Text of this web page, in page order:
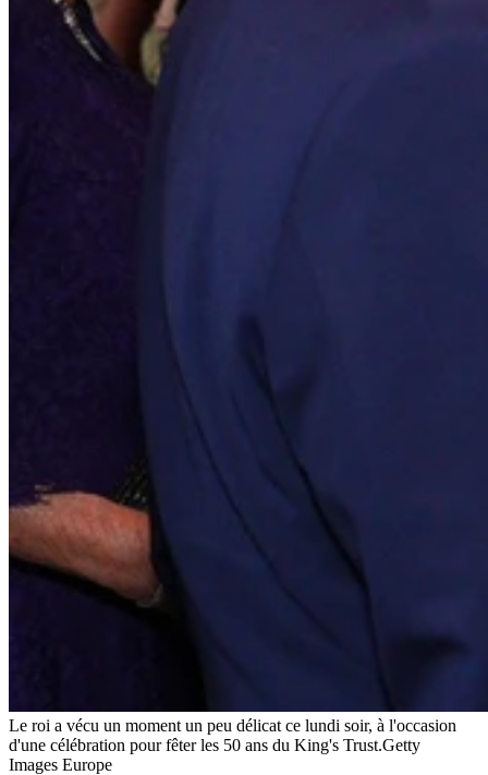
Le roi a vécu un moment un peu délicat ce lundi soir, à l'occasion
d'une célébration pour fêter les 50 ans du King's Trust.Getty
Images Europe